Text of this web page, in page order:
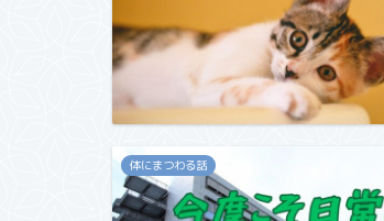
体にまつわる話